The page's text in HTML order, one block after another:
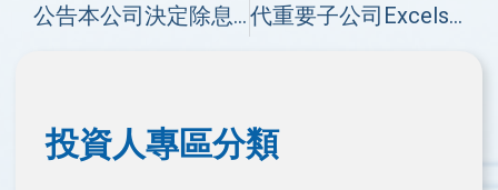
公告本公司決定除息基準日相關事宜 代重要子公司Excelsior Healthcare Co., Limited 公告董事會決議發放股利
投資人專區分類